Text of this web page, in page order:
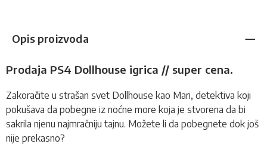
Opis proizvoda
Prodaja PS4 Dollhouse igrica // super cena.
Zakoračite u strašan svet Dollhouse kao Mari, detektiva koji
pokušava da pobegne iz noćne more koja je stvorena da bi
sakrila njenu najmračniju tajnu. Možete li da pobegnete dok još
nije prekasno?